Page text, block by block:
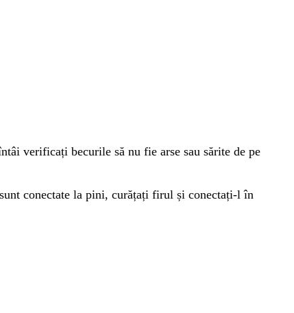
verificați becurile să nu fie arse sau sărite de pe
conectate la pini, curățați firul și conectați-l în